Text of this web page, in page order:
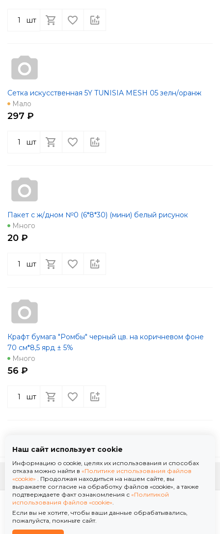
шт
Сетка искусственная 5Y TUNISIA MESH 05 зелн/оранж
Мало
297 ₽
шт
Пакет с ж/дном №0 (6*8*30) (мини) белый рисунок
Много
20 ₽
шт
Крафт бумага "Ромбы" черный цв. на коричневом фоне
70 см*8,5 ярд ± 5%
Много
56 ₽
шт
К началу страницы
© 2026 ООО "Флор Мануфактура" .Все права защищены. Информация сайта защищена
Политика обработки персональных данных
Политика использования файлов «cookie»
Наш сайт использует cookie
Информацию о cookie, целях их использования и способах
отказа можно найти в «Политике использования файлов
«cookie» . Продолжая находиться на нашем сайте, вы
выражаете согласие на обработку файлов «cookie», а также
подтверждаете факт ознакомления с «Политикой
использования файлов «cookie».
Если вы не хотите, чтобы ваши данные обрабатывались,
пожалуйста, покиньте сайт.